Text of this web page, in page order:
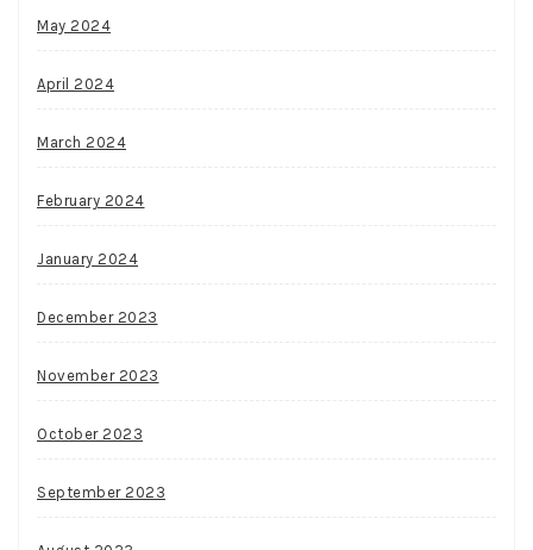
May 2024
April 2024
March 2024
February 2024
January 2024
December 2023
November 2023
October 2023
September 2023